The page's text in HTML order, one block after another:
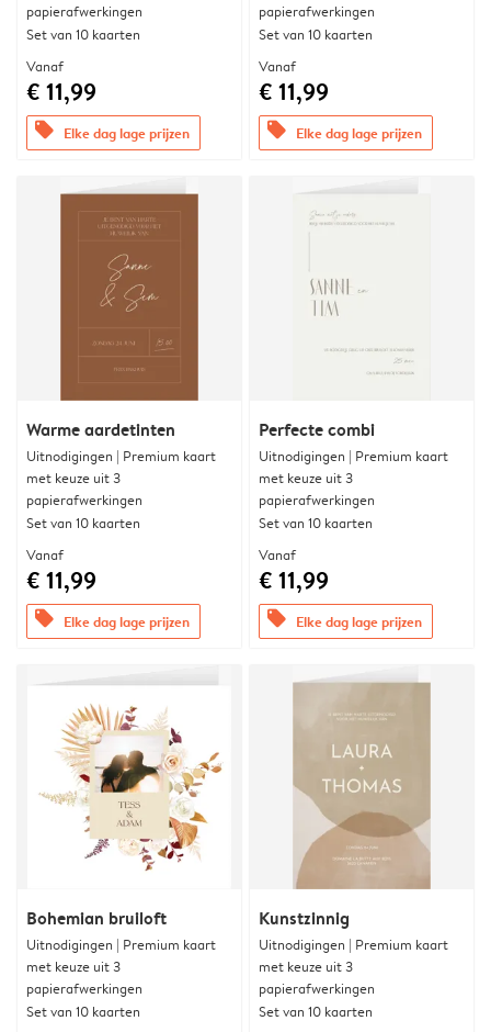
papierafwerkingen
Set van 10 kaarten
Vanaf
€ 11,99
offers Elke dag lage prijzen
papierafwerkingen
Set van 10 kaarten
Vanaf
€ 11,99
offers Elke dag lage prijzen
Warme aardetinten
Uitnodigingen | Premium kaart
met keuze uit 3
papierafwerkingen
Set van 10 kaarten
Vanaf
€ 11,99
offers Elke dag lage prijzen
Perfecte combi
Uitnodigingen | Premium kaart
met keuze uit 3
papierafwerkingen
Set van 10 kaarten
Vanaf
€ 11,99
offers Elke dag lage prijzen
Bohemian bruiloft
Uitnodigingen | Premium kaart
met keuze uit 3
papierafwerkingen
Set van 10 kaarten
Kunstzinnig
Uitnodigingen | Premium kaart
met keuze uit 3
papierafwerkingen
Set van 10 kaarten